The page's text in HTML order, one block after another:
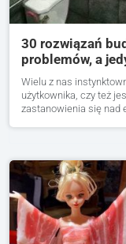
30 rozwiązań
problemów, a
Wielu z nas
użytkownika, czy też
zastanowienia się nad